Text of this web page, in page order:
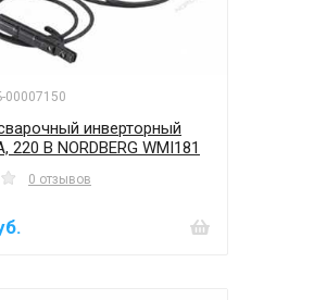
00007150
инверторный
220 В NORDBERG WMI181
0 отзывов